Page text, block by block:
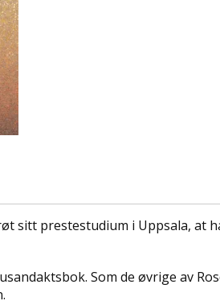
sitt prestestudium i Uppsala, at
Som de øvrige av